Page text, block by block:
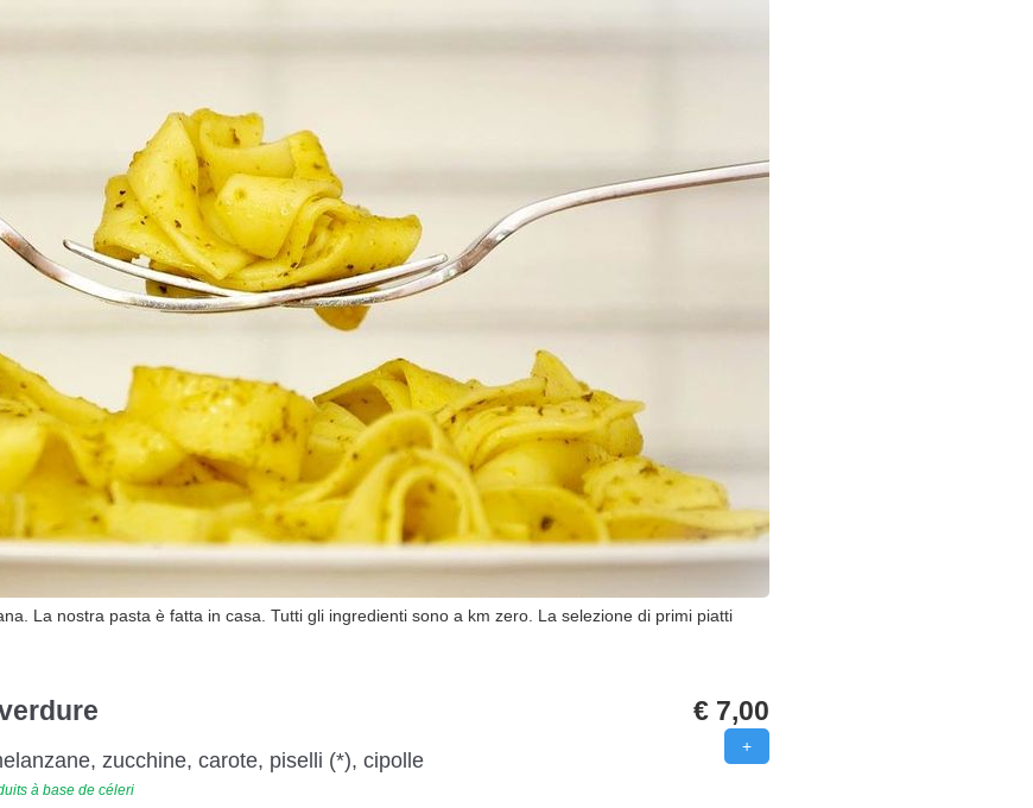
La nostra pasta è fatta in casa. Tutti gli ingredienti sono a km zero. La selezione di primi piatti
zucchine, carote, piselli (*), cipolle
à base de céleri
€ 7,00